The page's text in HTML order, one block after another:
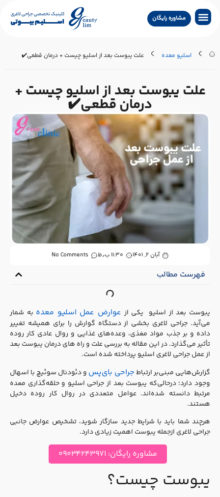
مشاوره رایگان
اسلیو معده علت یبوست بعد از اسلیو چیست + درمان قطعی✔️
علت یبوست بعد از اسلیو چیست +
درمان قطعی✔️
آبان ۲, ۱۴۰۱ ۱۱:۳۰ ب٫ظ No Comments
فهرست مطالب
یبوست بعد از اسلیو یکی ازعوارض عمل اسلیو معدهبه شمار
می‌آید. جراحی لاغری بخشی از دستگاه گوارش را برای همیشه تغییر
داده و بر جذب مواد مغذی، وعده‌های غذایی و روال عادی کار روده
تأثیر می‌گذارد. در این مقاله به بررسی علت و راه های درمان یبوست بعد
از عمل جراحی لاغری اسلیو پرداخته شده است.
گزارش‌هایی مبنی‌بر ارتباطجراحی بای‌پسو دئودنال سوئیچ با اسهال
وجود دارد؛ درحالی‌که یبوست بعد از جراحی اسلیو و حلقه‌گذاری معده
مرتبط دانسته شده‌اند. عوامل متعددی در روال کار روده دخیل
هستند.
هرچند شما باید با شرایط جدید سازگار شوید، تشخیص عوارض جانبی
جراحی لاغری ازجمله یبوست اهمیت زیادی دارد.
مشاوره رایگان: ۰۹۰۳۴۲۴۳۹۷۱
یبوست چیست؟